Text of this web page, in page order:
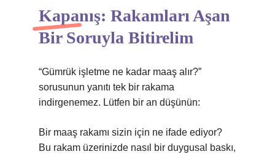
Kapanış: Rakamları Aşan
Bir Soruyla Bitirelim
“Gümrük işletme ne kadar maaş alır?”
sorusunun yanıtı tek bir rakama
indirgenemez. Lütfen bir an düşünün:
Bir maaş rakamı sizin için ne ifade ediyor?
Bu rakam üzerinizde nasıl bir duygusal baskı,